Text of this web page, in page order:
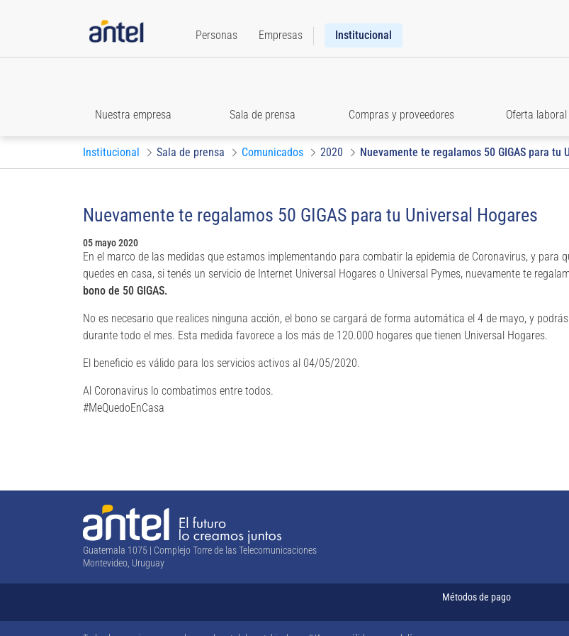
Personas Empresas Institucional
Nuestra empresa Sala de prensa Compras y proveedores Oferta laboral
Institucional Sala de prensa Comunicados 2020 Nuevamente te regalamos 50 GIGAS para tu
Nuevamente te regalamos 50 GIGAS para tu Universal Hogares
05 mayo 2020
En el marco de las medidas que estamos implementando para combatir la epidemia de Coronavirus, y para
quedes en casa, si tenés un servicio de Internet Universal Hogares o Universal Pymes, nuevamente te
bono de 50 GIGAS.
No es necesario que realices ninguna acción, el bono se cargará de forma automática el 4 de mayo, y
durante todo el mes. Esta medida favorece a los más de 120.000 hogares que tienen Universal Hogares.
El beneficio es válido para los servicios activos al 04/05/2020.
Al Coronavirus lo combatimos entre todos.
#MeQuedoEnCasa
Guatemala 1075 | Complejo Torre de las Telecomunicaciones
Montevideo, Uruguay
Métodos de pago